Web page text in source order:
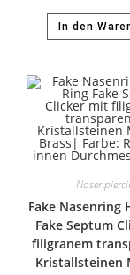
In den
Fake Nasenring
Fake Septum
filigranem
Kristallsteinen